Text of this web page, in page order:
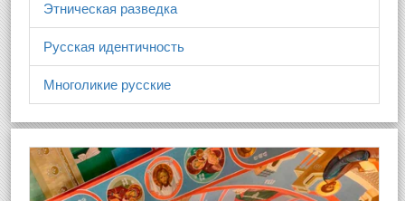
Этническая разведка
Русская идентичность
Многоликие русские